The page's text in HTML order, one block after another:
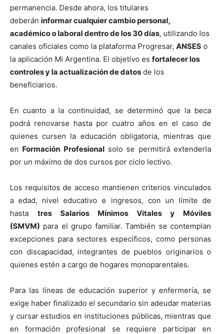
permanencia. Desde ahora, los titulares
deberán informar cualquier cambio personal,
académico o laboral dentro de los 30 días, utilizando los
canales oficiales como la plataforma Progresar, ANSES o
la aplicación Mi Argentina. El objetivo es fortalecer los
controles y la actualización de datos de los
beneficiarios.
En cuanto a la continuidad, se determinó que la beca
podrá renovarse hasta por cuatro años en el caso de
quienes cursen la educación obligatoria, mientras que
en Formación Profesionalsolo se permitirá extenderla
por un máximo de dos cursos por ciclo lectivo.
Los requisitos de acceso mantienen criterios vinculados
a edad, nivel educativo e ingresos, con un límite de
hasta tres Salarios Mínimos Vitales y Móviles
(SMVM) para el grupo familiar. También se contemplan
excepciones para sectores específicos, como personas
con discapacidad, integrantes de pueblos originarios o
quienes estén a cargo de hogares monoparentales.
Para las líneas de educación superior y enfermería, se
exige haber finalizado el secundario sin adeudar materias
y cursar estudios en instituciones públicas, mientras que
en formación profesional se requiere participar en